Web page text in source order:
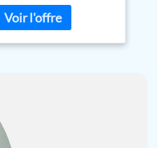
périodes de temps.
Le dossier réglable, le
une expérience
personnalisée. ★[Dossier
en maille respirante]Les